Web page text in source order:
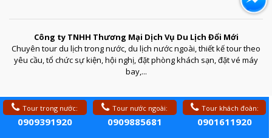
Tour trong nước:
0909391920
Tour nước ngoài:
0909885681
Tour khách đoàn:
0901611920
Công ty TNHH Thương Mại Dịch Vụ Du Lịch Đổi Mới
Chuyên tour du lịch trong nước, du lịch nước ngoài, thiết kế tour theo
yêu cầu, tổ chức sự kiện, hội nghị, đặt phòng khách sạn, đặt vé máy
bay,...